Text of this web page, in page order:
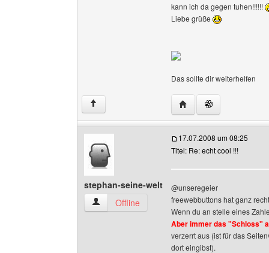
kann ich da gegen tuhen!!!!!!
Liebe grüße
Das sollte dir weiterhelfen
↑ Website dieses
stephan-seine-welt
stephan-seine-welt Benutzer-Profile anzeigen
Offline
17.07.2008 um 08:25
Titel: Re: echt cool !!!
@unseregeier
freewebbuttons hat ganz
Wenn du an stelle eines
Aber immer das "Schloss"
verzerrt aus (ist für das
dort eingibst).